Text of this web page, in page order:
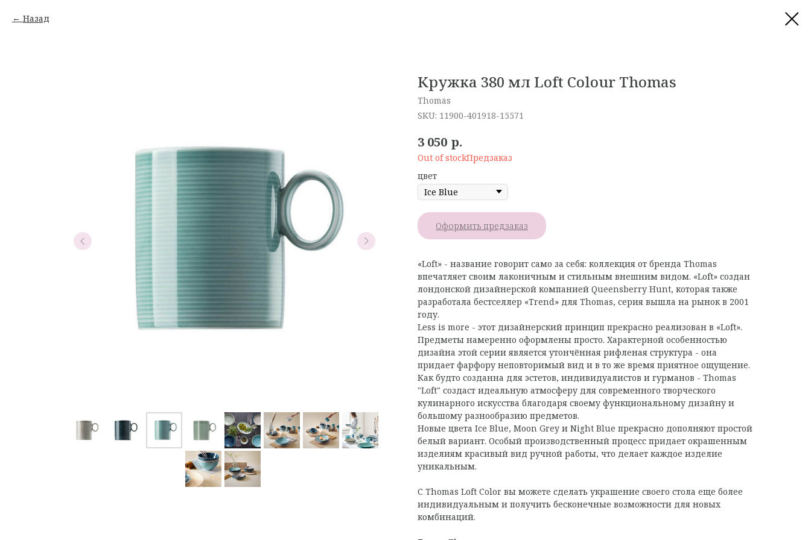
Назад
Кружка 380 мл Loft Colour Thomas
Thomas
SKU: 11900-401918-15571
3 050 р.
Out of stock
цвет
Оформить предзаказ
«Loft» - название говорит само за себя: коллекция от бренда Thomas
впечатляет своим лаконичным и стильным внешним видом. «Loft» создан
лондонской дизайнерской компанией Queensberry Hunt, которая также
разработала бестселлер «Trend» для Thomas, серия вышла на рынок в 2001
году.
Less is more - этот дизайнерский принцип прекрасно реализован в «Loft».
Предметы намеренно оформлeны просто. Характерной особенностью
дизайна этой серии является утончённая рифленая структура - она ​​
придает фарфору неповторимый вид и в то же время приятное ощущение.
Как будто созданна для эстетов, индивидуалистов и гурманов - Thomas
"Loft" создаст идеальную атмосферу для современного творческого
кулинарного искусства благодаря своему функциональному дизайну и
большому разнообразию предметов.
Новые цвета Ice Blue, Moon Grey и Night Blue прекрасно дополняют простой
белый вариант. Особый производственный процесс придает окрашенным
изделиям красивый вид ручной работы, что делает каждое изделие
уникальным.
С Thomas Loft Color вы можете сделать украшение своего стола еще более
индивидуальным и получить бесконечные возможности для новых
комбинаций.